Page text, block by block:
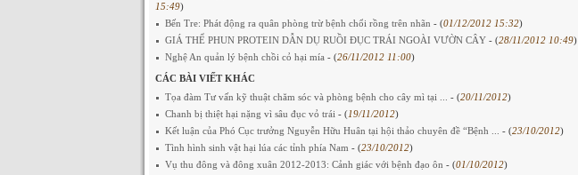
15:49)
Bến Tre: Phát động ra quân phòng trừ bệnh chổi rồng trên nhãn - (01/12/2012 15:32)
GIÁ THỂ PHUN PROTEIN DẪN DỤ RUỒI ĐỤC TRÁI NGOÀI VƯỜN CÂY - (28/11/2012 10:49)
Nghệ An quản lý bệnh chồi cỏ hại mía - (26/11/2012 11:00)
CÁC BÀI VIẾT KHÁC
Tọa đàm Tư vấn kỹ thuật chăm sóc và phòng bệnh cho cây mì tại ... - (20/11/2012)
Chanh bị thiệt hại nặng vì sâu đục vỏ trái - (19/11/2012)
Kết luận của Phó Cục trưởng Nguyễn Hữu Huân tại hội thảo chuyên đề “Bệnh ... - (23/10/2012)
Tình hình sinh vật hại lúa các tỉnh phía Nam - (23/10/2012)
Vụ thu đông và đông xuân 2012-2013: Cảnh giác với bệnh đạo ôn - (01/10/2012)